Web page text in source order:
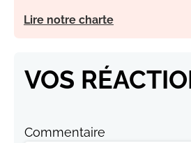
Lire notre charte
VOS
Commentaire